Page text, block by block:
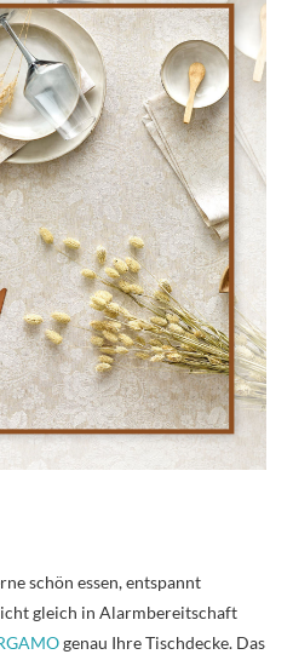
schön essen, entspannt
gleich in Alarmbereitschaft
genau Ihre Tischdecke. Das